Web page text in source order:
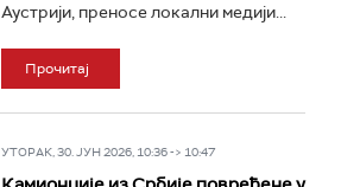
Аустрији, преносе локални медији...
Прочитај
УТОРАК, 30. ЈУН 2026, 10:36 -> 10:47